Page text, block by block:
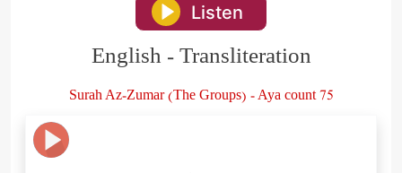
Listen
English - Transliteration
Surah Az-Zumar (The Groups) - Aya count 75